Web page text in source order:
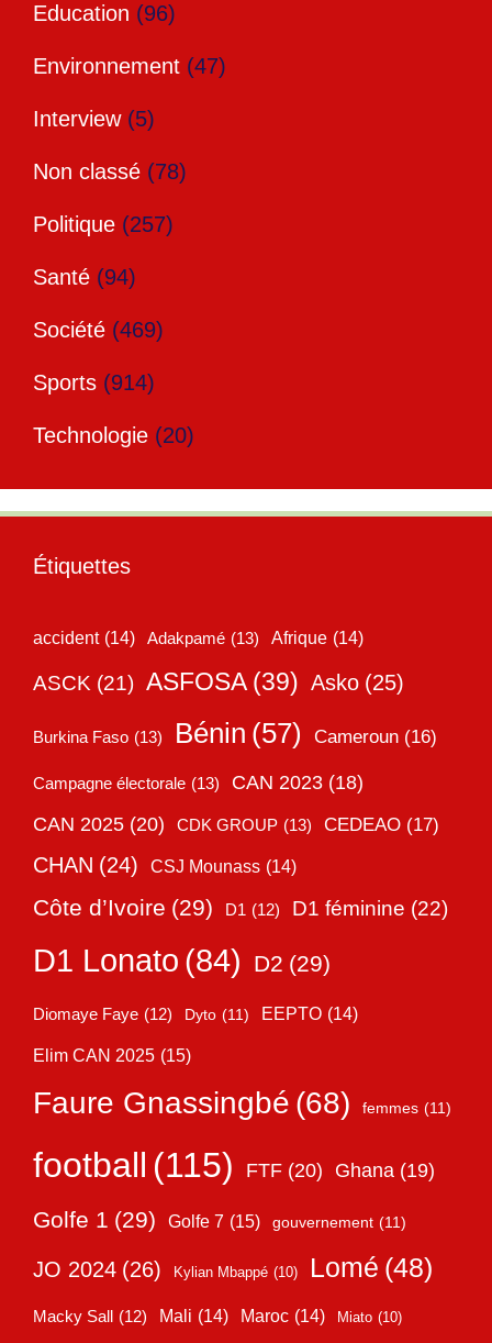
Education (96)
Environnement (47)
Interview(5)
Non classé (78)
Politique (257)
Santé (94)
Société (469)
Sports (914)
Technologie (20)
Étiquettes
accident (14) Adakpamé (13) Afrique (14)
ASCK (21) ASFOSA (39) Asko (25)
Burkina Faso (13) Bénin (57) Cameroun (16)
Campagne électorale (13) CAN 2023 (18)
CAN 2025 (20) CDK GROUP (13) CEDEAO (17)
CHAN (24) CSJ Mounass (14)
Côte d’Ivoire (29) D1 (12) D1 féminine (22)
D1 Lonato (84) D2 (29)
Diomaye Faye (12) Dyto (11) EEPTO (14)
Elim CAN 2025 (15)
Faure Gnassingbé (68) femmes (11)
football (115) FTF (20) Ghana (19)
Golfe 1 (29) Golfe 7 (15) gouvernement (11)
JO 2024 (26) Kylian Mbappé (10) Lomé (48)
Macky Sall (12) Mali (14) Maroc (14) Miato (10)